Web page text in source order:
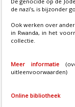
de nazi’s, is bijzonder
Ook werken over
in Rwanda, in het
collectie.
Meer informatie
uitleenvoorwaarden)
Online bibliotheek